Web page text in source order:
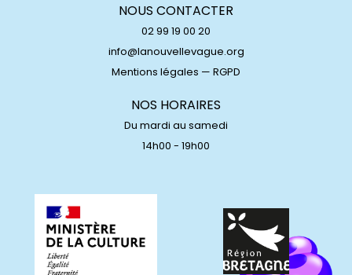
NOUS CONTACTER
02 99 19 00 20
info@lanouvellevague.org
Mentions légales — RGPD
NOS HORAIRES
Du mardi au samedi
14h00 - 19h00